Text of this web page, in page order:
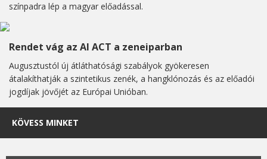
színpadra lép a magyar előadással.
Rendet vág az AI ACT a zeneiparban
Augusztustól új átláthatósági szabályok gyökeresen
átalakíthatják a szintetikus zenék, a hangklónozás és az előadói
jogdíjak jövőjét az Európai Unióban.
KÖVESS MINKET